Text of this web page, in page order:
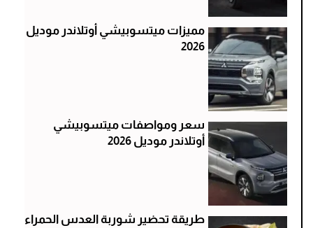
مميزات ميتسوبيشي أوتلاندر موديل
2026
سعر ومواصفات ميتسوبيشي
أوتلاندر موديل 2026
طريقة تحضير شوربة العدس الحمراء